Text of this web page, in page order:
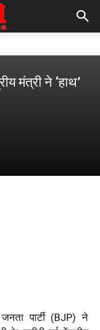
मंत्री ने ‘हाथ’
पार्टी (BJP) ने